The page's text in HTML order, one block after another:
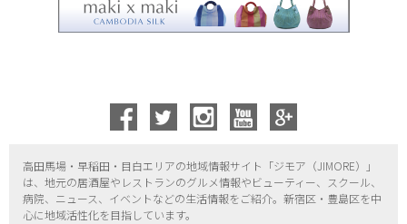
高田馬場・早稲田・目白エリアの地域情報サイト「ジモア（JIMORE）」
は、地元の居酒屋やレストランのグルメ情報やビューティー、
スクール、
病院、ニュース、イベントなどの生活情報をご紹介。新宿区・ 豊島区を中
心に地域活性化を目指しています。